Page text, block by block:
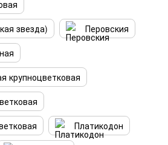
звезда)
Перовския
крупноцветковая
Платикодон